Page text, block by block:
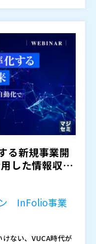
ともあり、ミスが発
こうした業務を省
入での業務自動化で
、導入後の疑問や技
ポートおよびトレー
、省人化成功までの
ウェビナーの中で
ツールのipaSロ
人員での生産性向上
お考えの方に特にお
ング（）
（
） マジセミ株式
企業は将来的に追
。
る新規事業開
した情報収集
ン InFolio事業
ない、VUCA時代が